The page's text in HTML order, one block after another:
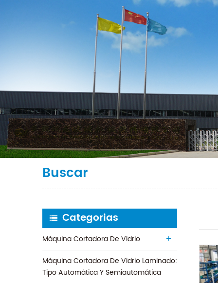
Buscar
Categorias
Máquina Cortadora De Vidrio
Máquina Cortadora De Vidrio Laminado:
Tipo Automática Y Semiautomática